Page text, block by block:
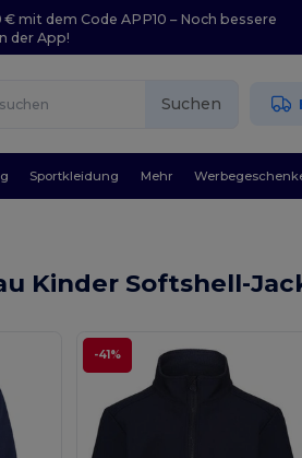
mit dem Code APP10 – Noch bessere
der App!
Suchen
Sportkleidung Mehr
Kinder Softshell-
-41%